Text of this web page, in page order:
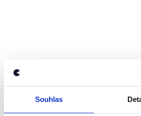
Souhlas
Zůstaňme v kontaktu